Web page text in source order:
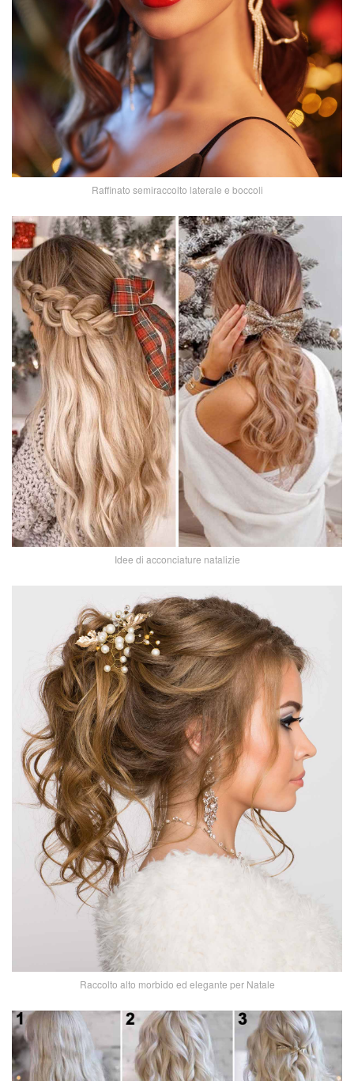
Raffinato semiraccolto laterale e boccoli
Idee di acconciature natalizie
Raccolto alto morbido ed elegante per Natale